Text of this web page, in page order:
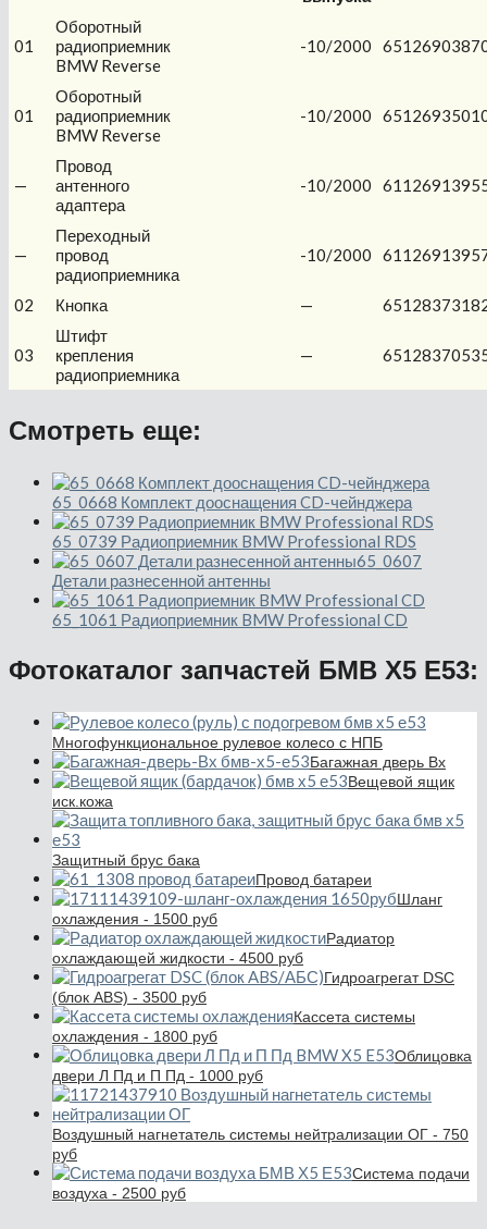
01
Оборотный
радиоприемник
BMW Reverse
-10/2000
01
Оборотный
радиоприемник
BMW Reverse
-10/2000
—
Провод
антенного
адаптера
-10/2000
—
Переходный
провод
радиоприемника
-10/2000
02 Кнопка —
03
Штифт
крепления
радиоприемника
—
Смотреть еще:
65_0668 Комплект дооснащения CD-чейнджера
65_0739 Радиоприемник BMW Professional RDS
65_0607
Детали разнесенной антенны
65_1061 Радиоприемник BMW Professional CD
Фотокаталог запчастей БМВ Х5 Е53:
Многофункциональное рулевое колесо с НПБ
Багажная дверь Вх
Вещевой ящик
иск.кожа
Защитный брус бака
Провод батареи
Шланг
охлаждения - 1500 руб
Радиатор
охлаждающей жидкости - 4500 руб
Гидроагрегат DSC
(блок ABS) - 3500 руб
Кассета системы
охлаждения - 1800 руб
Облицовка
двери Л Пд и П Пд - 1000 руб
Воздушный нагнетатель системы нейтрализации ОГ - 750
руб
Система подачи
воздуха - 2500 руб